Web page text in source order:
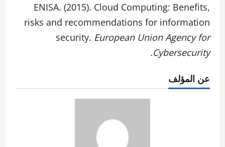
ENISA. (2015). Cloud Computing: Benefits,
risks and recommendations for information
security. European Union Agency for
Cybersecurity.
عن المؤلف